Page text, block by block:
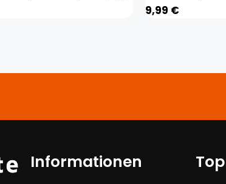
9,99 €
Informationen